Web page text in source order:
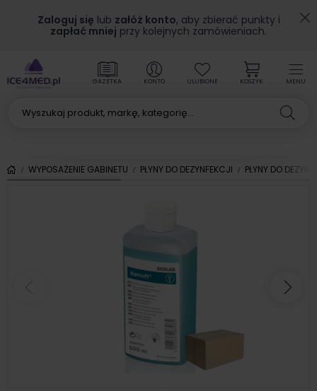
Zaloguj się lub załóż konto, aby zbierać punkty i
zapłać mniej przy kolejnych zamówieniach.
MENU
GAZETKA KONTO ULUBIONE KOSZYK
WYPOSAŻENIE GABINETU PŁYNY DO DEZYNFEKCJI PŁYNY DO